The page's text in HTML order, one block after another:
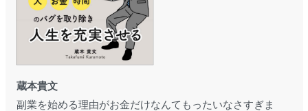
蔵本貴文
副業を始める理由がお金だけなんてもったいなさすぎま